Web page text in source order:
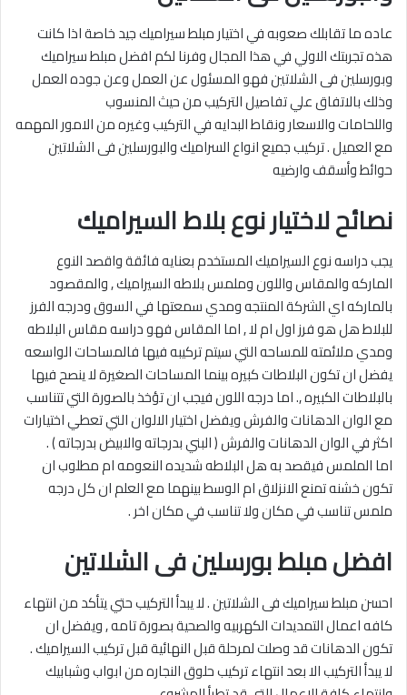
عاده ما تقابلك صعوبه في اختيار مبلط سيراميك جيد خاصة اذا كانت
هذه تجربتك الاولي في هذا المجال وفرنا لكم افضل مبلط سيراميك
وبورسلين فى الشلاتين فهو المسئول عن العمل وعن جوده العمل
وذلك بالاتفاق علي تفاصيل التركيب من حيث المنسوب
واللحامات والاسعار ونقاط البدايه في التركيب وغيره من الامور المهمه
مع العميل . تركيب جميع انواع السراميك والبورسلين فى الشلاتين
حوائط وأسقف وارضيه‎
نصائح لاختيار نوع بلاط السيراميك
يجب دراسه نوع السيراميك المستخدم بعنايه فائقة واقصد النوع
الماركه والمقاس واللون وملمس بلاطه السيراميك , والمقصود
بالماركه اي الشركة المنتجه ومدي سمعتها في السوق ودرجه الفرز
للبلاط هل هو فرز اول ام لا , اما المقاس فهو دراسه مقاس البلاطه
ومدي ملائمته للمساحه التي سيتم تركيبه فيها فالمساحات الواسعه
يفضل ان تكون البلاطات كبيره بينما المساحات الصغيرة لا ينصح فيها
بالبلاطات الكبيره ,. اما درجه اللون فيجب ان تؤخذ بالصورة التي تتناسب
مع الوان الدهانات والفرش ويفضل اختيار الالوان التي تعطي اختيارات
اكثر في الوان الدهانات والفرش ( البني بدرجاته والابيض بدرجاته ) .
اما الملمس فيقصد به هل البلاطه شديده النعومه ام مطلوب ان
تكون خشنه تمنع الانزلاق ام الوسط بينهما مع العلم ان كل درجه
ملمس تناسب في مكان ولا تناسب في مكان اخر .
افضل مبلط بورسلين فى الشلاتين
احسن مبلط سيراميك فى الشلاتين . لا يبدأ التركيب حتي يتأكد من انتهاء
كافه اعمال التمديدات الكهربيه والصحية بصورة تامه , ويفضل ان
تكون الدهانات قد وصلت لمرحلة قبل النهائية قبل تركيب السيراميك .
لا يبدأ التركيب الا بعد انتهاء تركيب حلوق النجاره من ابواب وشبابيك